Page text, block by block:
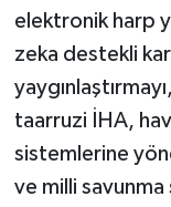
elektronik harp
zeka destekli
taarruzi İHA,
sistemlerine
ve milli